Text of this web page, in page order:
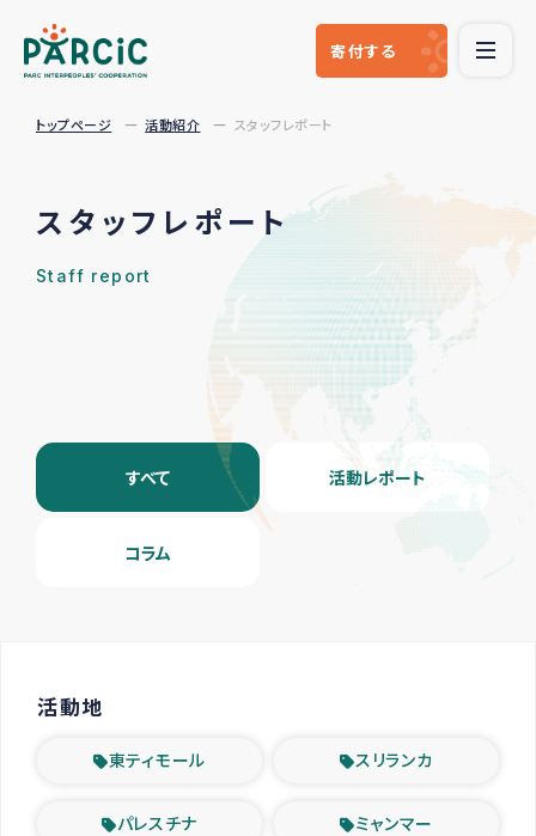
寄付する
トップページ 活動紹介 スタッフレポート
スタッフレポート
Staff report
すべて 活動レポート
コラム
活動地
東ティモール スリランカ
パレスチナ ミャンマー